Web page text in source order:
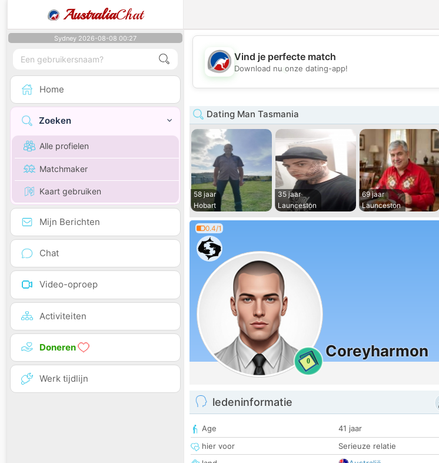
AustraliaChat
Sydney 2026-08-08 00:27
Home
Zoeken
Alle profielen
Matchmaker
Kaart gebruiken
Mijn Berichten
Chat
Video-oproep
Activiteiten
Doneren
Werk tijdlijn
💕
Vind je perfecte match
Download nu onze dating-app!
Dating Man Tasmania
58 jaar
Hobart
35 jaar
Launceston
69 jaar
Launceston
0.4/1
0
Coreyharmon
ledeninformatie
Age
41 jaar
hier voor
Serieuze relatie